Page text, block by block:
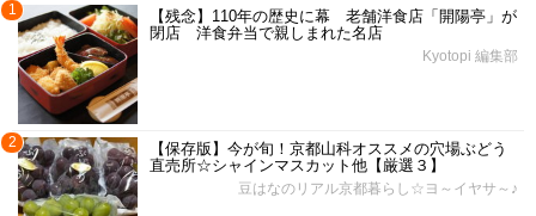
1
【残念】110年の歴史に幕 老舗洋食店「開陽亭」が
閉店 洋食弁当で親しまれた名店
Kyotopi 編集部
2
【保存版】今が旬！京都山科オススメの穴場ぶどう
直売所☆シャインマスカット他【厳選３】
豆はなのリアル京都暮らし☆ヨ～イヤサ～♪